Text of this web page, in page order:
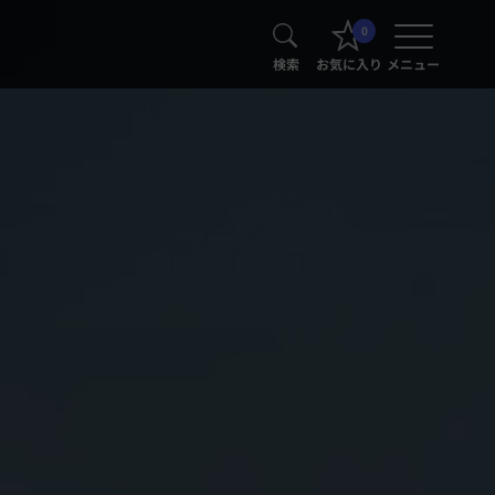
検索
0
お気に入り メニュー